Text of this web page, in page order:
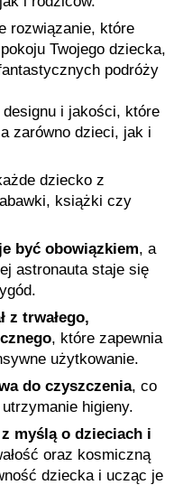
rozwiązanie, które
Twojego dziecka,
podróży
designu i jakości, które
zarówno dzieci, jak i
dziecko z
książki czy
być obowiązkiem, a
astronauta staje się
z trwałego,
, które zapewnia
użytkowanie.
do czyszczenia, co
higieny.
myślą o dzieciach i
oraz kosmiczną
dziecka i ucząc je